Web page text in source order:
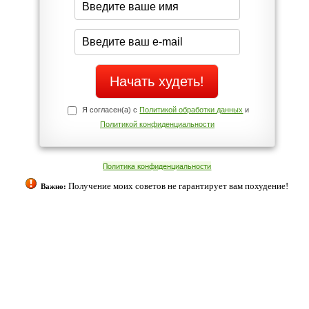
Телефоны службы поддержки
+7 (909) 421-77-27
cookies. Оставаясь с нами, вы соглашаетесь с нашей
Согласен